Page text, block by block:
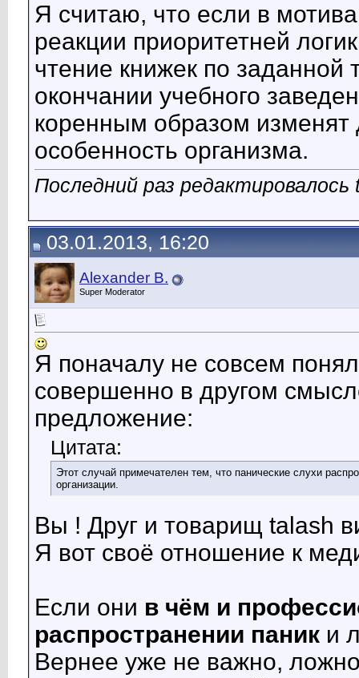
Я считаю, что если в
реакции приоритетней
чтение книжек по заданной
окончании учебного
коренным образом
особенность организма.
Последний раз
03.01.2013, 16:20
Alexander B.
Super Moderator
Я поначалу не совсем
совершенно в другом
предложение:
Цитата:
Этот случай примечателен тем, что панические слухи
организации.
Вы ! Друг и товарищ talash
Я вот своё отношение к
Если они в чём и
распространении паник и
Вернее уже не важно,